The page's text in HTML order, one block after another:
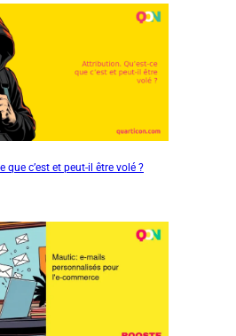
que c’est et peut-il être volé ?